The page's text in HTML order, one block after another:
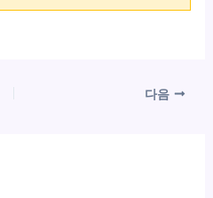
다음